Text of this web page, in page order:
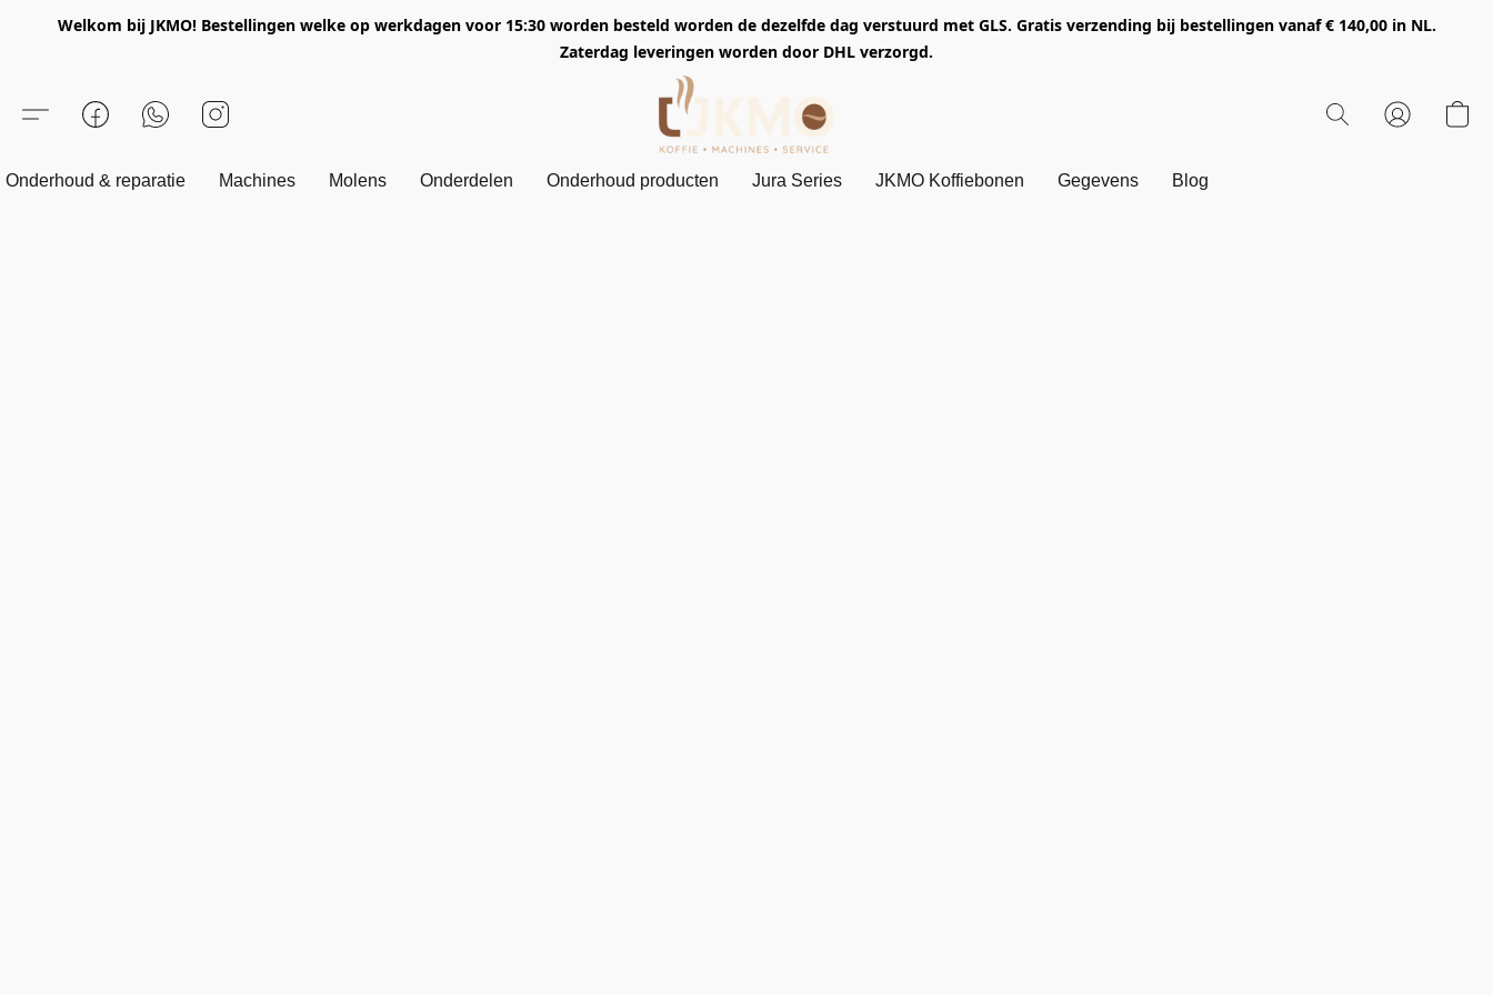
Welkom bij JKMO! Bestellingen welke op werkdagen voor 15:30 worden besteld worden de dezelfde dag verstuurd met GLS. Gratis verzending bij bestellingen vanaf € 140,00 in NL.
Zaterdag leveringen worden door DHL verzorgd.
Onderhoud & reparatie Machines Molens Onderdelen Onderhoud producten Jura Series JKMO Koffiebonen Gegevens Blog